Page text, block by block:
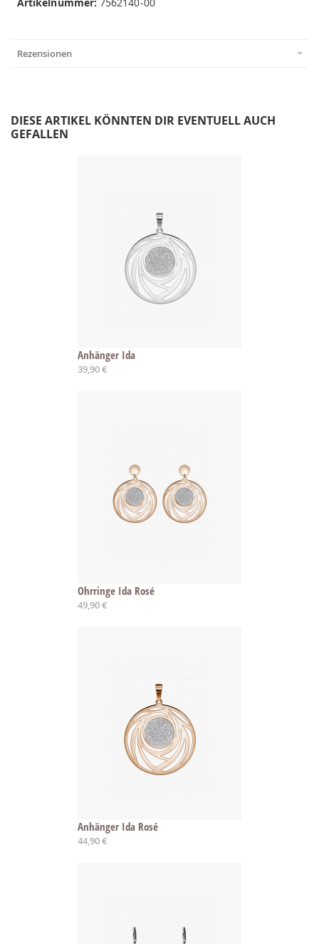
Rezensionen
DIESE ARTIKEL KÖNNTEN DIR EVENTUELL AUCH
GEFALLEN
Anhänger Ida
39,90 €
Ohrringe Ida Rosé
49,90 €
Anhänger Ida Rosé
44,90 €